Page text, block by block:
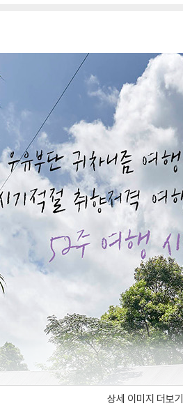
상세 이미지 더보기